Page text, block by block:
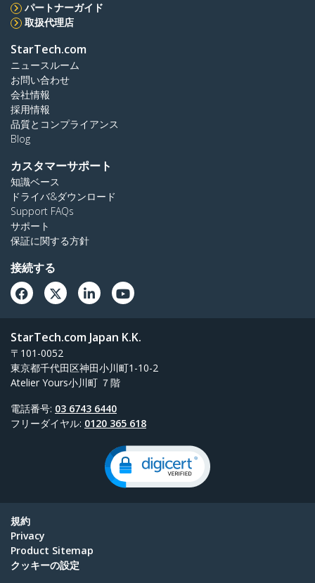
パートナーガイド
取扱代理店
StarTech.com
ニュースルーム
お問い合わせ
会社情報
採用情報
品質とコンプライアンス
Blog
カスタマーサポート
知識ベース
ドライバ&ダウンロード
Support FAQs
サポート
保証に関する方針
接続する
StarTech.com Japan K.K.
〒101-0052
東京都千代田区神田小川町1-10-2
Atelier Yours小川町 ７階
電話番号: 03 6743 6440
フリーダイヤル: 0120 365 618
規約
Privacy
Product Sitemap
クッキーの設定